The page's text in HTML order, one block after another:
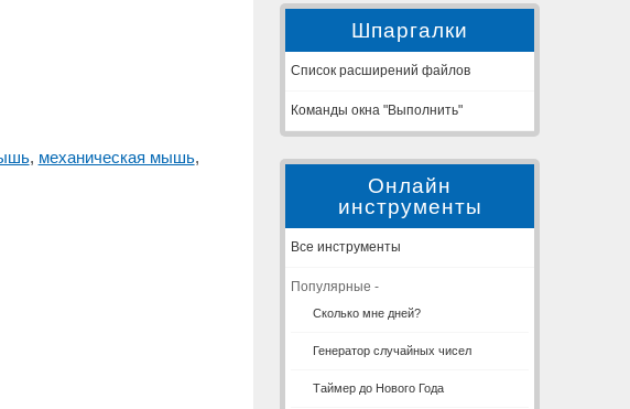
, механическая мышь,
Шпаргалки
Список расширений файлов
Команды окна "Выполнить"
Онлайн
инструменты
Все инструменты
Популярные -
Сколько мне дней?
Генератор случайных чисел
Таймер до Нового Года